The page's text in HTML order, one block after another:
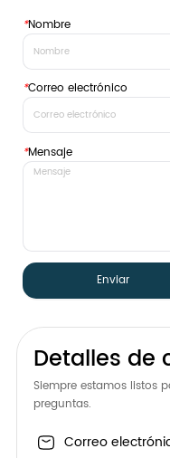
*Nombre
*Correo electrónico
*Mensaje
Enviar
Detalles de
Siempre estamos listos
preguntas.
Correo